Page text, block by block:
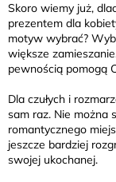
Skoro wiemy już,
prezentem dla
motyw wybrać?
większe
pewnością pomogą
Dla czułych i
sam raz. Nie można
romantycznego
jeszcze bardziej
swojej ukochanej.